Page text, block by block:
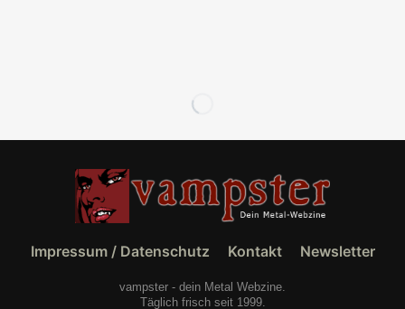
Impressum / Datenschutz Kontakt Newsletter
vampster - dein Metal Webzine.
Täglich frisch seit 1999.